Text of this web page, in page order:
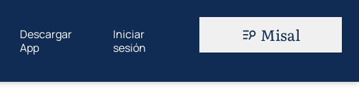
Descargar
App
Iniciar
sesión
Misal